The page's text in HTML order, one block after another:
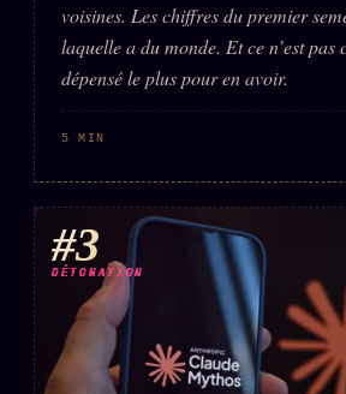
voisines. Les chiffres du premier
laquelle a du monde. Et ce n’est pas
dépensé le plus pour en avoir.
5 MIN
#3
DÉTONATION